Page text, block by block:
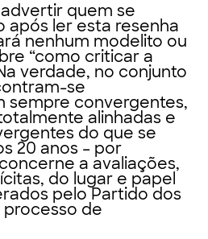
quem se
após ler esta resenha
nenhum modelito ou
“como criticar a
verdade, no conjunto
se
sempre convergentes,
alinhadas e
do que se
20 anos – por
a avaliações,
do lugar e papel
pelo Partido dos
processo de